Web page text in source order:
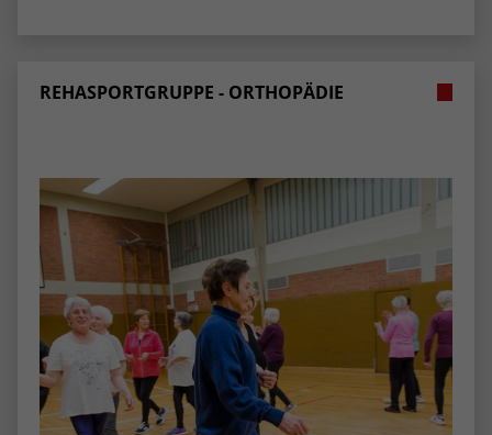
REHASPORTGRUPPE - ORTHOPÄDIE